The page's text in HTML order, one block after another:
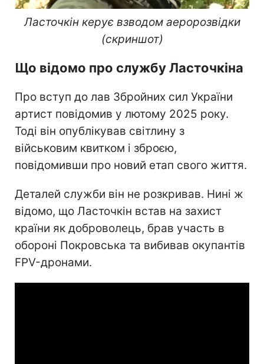
Ласточкін керує взводом аеророзвідки
(скриншот)
Що відомо про службу Ласточкіна
Про вступ до лав Збройних сил України
артист повідомив у лютому 2025 року.
Тоді він опублікував світлину з
військовим квитком і зброєю,
повідомивши про новий етап свого життя.
Деталей служби він не розкривав. Нині ж
відомо, що Ласточкін встав на захист
країни як доброволець, брав участь в
обороні Покровська та вибивав окупантів
FPV-дронами.